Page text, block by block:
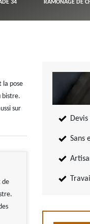
34 RAMONAGE DE
la pose
bistre.
sur
de
Sans